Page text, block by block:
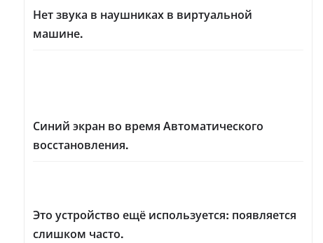
Нет звука в наушниках в виртуальной
машине.
Синий экран во время Автоматического
восстановления.
Это устройство ещё используется: появляется
слишком часто.